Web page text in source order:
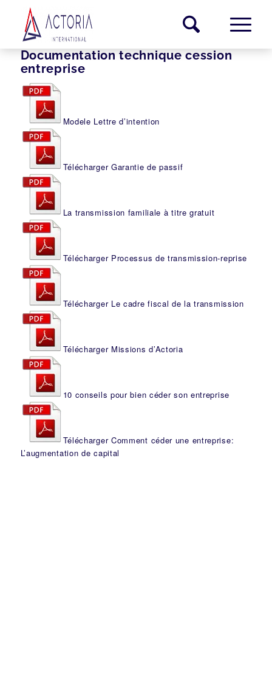
Documentation technique cession
entreprise
Modele Lettre d’intention
Télécharger Garantie de passif
La transmission familiale à titre gratuit
Télécharger Processus de transmission-reprise
Télécharger Le cadre fiscal de la transmission
Télécharger Missions d’Actoria
10 conseils pour bien céder son entreprise
Télécharger Comment céder une entreprise:
L’augmentation de capital